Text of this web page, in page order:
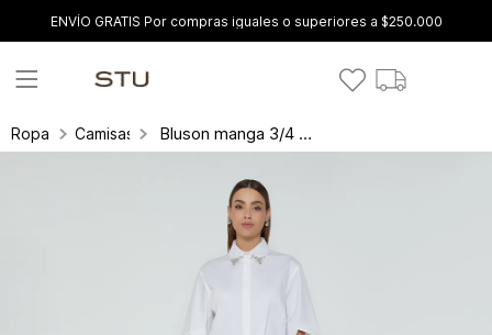
ENVÍO GRATIS Por compras iguales o superiores a $250.000
Ropa Camisas y blusas Bluson manga 3/4 con aplique en cuello